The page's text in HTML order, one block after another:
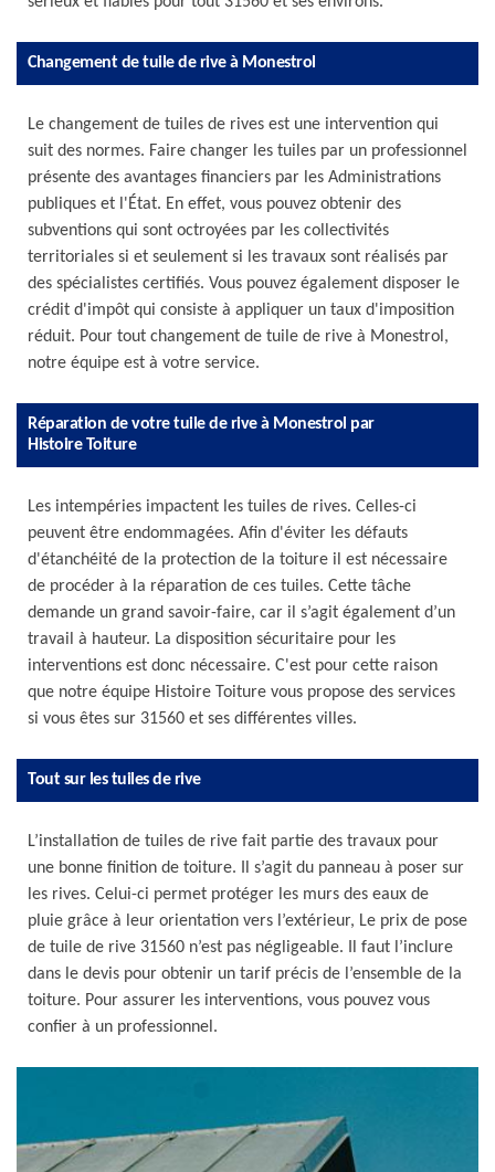
Changement de tuile de rive à Monestrol
Le changement de tuiles de rives est une intervention qui
suit des normes. Faire changer les tuiles par un professionnel
présente des avantages financiers par les Administrations
publiques et l'État. En effet, vous pouvez obtenir des
subventions qui sont octroyées par les collectivités
territoriales si et seulement si les travaux sont réalisés par
des spécialistes certifiés. Vous pouvez également disposer le
crédit d'impôt qui consiste à appliquer un taux d'imposition
réduit. Pour tout changement de tuile de rive à Monestrol,
notre équipe est à votre service.
Réparation de votre tuile de rive à Monestrol par
Histoire Toiture
Les intempéries impactent les tuiles de rives. Celles-ci
peuvent être endommagées. Afin d'éviter les défauts
d'étanchéité de la protection de la toiture il est nécessaire
de procéder à la réparation de ces tuiles. Cette tâche
demande un grand savoir-faire, car il s’agit également d’un
travail à hauteur. La disposition sécuritaire pour les
interventions est donc nécessaire. C'est pour cette raison
que notre équipe Histoire Toiture vous propose des services
si vous êtes sur 31560 et ses différentes villes.
Tout sur les tuiles de rive
L’installation de tuiles de rive fait partie des travaux pour
une bonne finition de toiture. Il s’agit du panneau à poser sur
les rives. Celui-ci permet protéger les murs des eaux de
pluie grâce à leur orientation vers l’extérieur, Le prix de pose
de tuile de rive 31560 n’est pas négligeable. Il faut l’inclure
dans le devis pour obtenir un tarif précis de l’ensemble de la
toiture. Pour assurer les interventions, vous pouvez vous
confier à un professionnel.